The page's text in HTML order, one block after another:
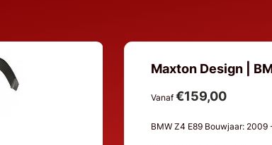
Maxton Design |
Vanaf €159,00
BMW Z4 E89 Bouwjaar: